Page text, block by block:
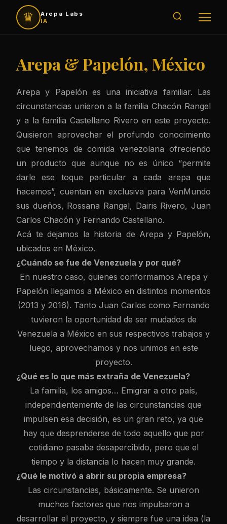
♛
Arepa Labs
IA
Arepa & Papelón, México
Arepa y Papelón es una iniciativa familiar. Las
circunstancias unieron a la familia Chacón Rangel
y a la familia Castellano Rivero en este proyecto.
Quisieron aprovechar el profundo conocimiento
que tenemos de comida venezolana ofreciendo
un producto que aunque no es único “permite
darle ese toque particular a cada arepa que
hacemos”, cuentan en exclusiva para VenMundo
sus dueños, Rossana Rangel, Dairis Rivero, Juan
Carlos Chacón y Fernando Castellano.
Acá te dejamos la historia de Arepa y Papelón,
ubicados en México.
¿Cuándo se fue de Venezuela y por qué?
En nuestro caso, quienes conformamos Arepa y
Papelón llegamos a México en distintos momentos
(2013 y 2016). Tanto Juan Carlos como Fernando
tuvieron la oportunidad de ser mudados de
Venezuela a México en sus respectivos trabajos y
luego, aprovechamos y nos unimos en este
proyecto.
¿Qué es lo que más extraña de Venezuela?
La familia, los amigos… Emigrar a otro país,
independientemente de las circunstancias que
impulsen esa decisión, es un gran reto, ya que
hay que desprenderse de todo aquello que por
cotidiano pasaba desapercibido, pero que el
tiempo y la distancia lo hacen muy grande.
¿Qué le motivó a abrir su propia empresa?
Las circunstancias, básicamente. Se unieron
muchos factores que nos impulsaron a
desarrollar el proyecto, y siempre fue una idea (la